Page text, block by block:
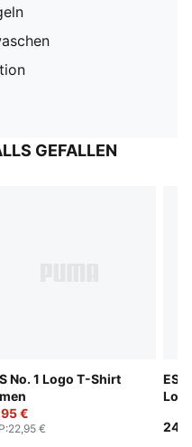
GEFALLEN
No. 1 Logo T-Shirt
€
:22,95 €
ESS